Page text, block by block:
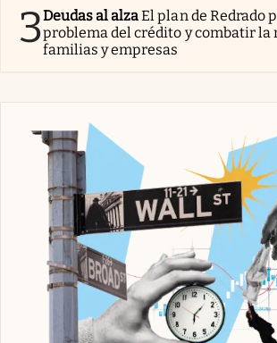
3Deudas al alzaEl plan de Redrado
problema del crédito y combatir la
familias y empresas